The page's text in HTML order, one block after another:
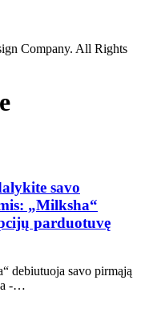
Company. All Rights
savo
„Milksha“
parduotuvę
debiutuoja savo pirmąją
-…